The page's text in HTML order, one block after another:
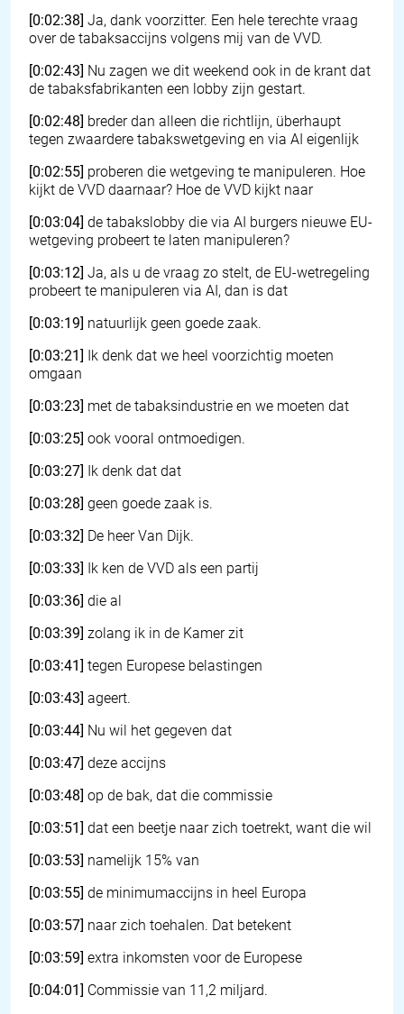
[0:02:38] Ja, dank voorzitter. Een hele terechte vraag
over de tabaksaccijns volgens mij van de VVD.
[0:02:43] Nu zagen we dit weekend ook in de krant dat
de tabaksfabrikanten een lobby zijn gestart.
[0:02:48] breder dan alleen die richtlijn, überhaupt
tegen zwaardere tabakswetgeving en via AI eigenlijk
[0:02:55] proberen die wetgeving te manipuleren. Hoe
kijkt de VVD daarnaar? Hoe de VVD kijkt naar
[0:03:04] de tabakslobby die via AI burgers nieuwe EU-
wetgeving probeert te laten manipuleren?
[0:03:12] Ja, als u de vraag zo stelt, de EU-wetregeling
probeert te manipuleren via AI, dan is dat
[0:03:19] natuurlijk geen goede zaak.
[0:03:21] Ik denk dat we heel voorzichtig moeten
omgaan
[0:03:23] met de tabaksindustrie en we moeten dat
[0:03:25] ook vooral ontmoedigen.
[0:03:27] Ik denk dat dat
[0:03:28] geen goede zaak is.
[0:03:32] De heer Van Dijk.
[0:03:33] Ik ken de VVD als een partij
[0:03:36] die al
[0:03:39] zolang ik in de Kamer zit
[0:03:41] tegen Europese belastingen
[0:03:43] ageert.
[0:03:44] Nu wil het gegeven dat
[0:03:47] deze accijns
[0:03:48] op de bak, dat die commissie
[0:03:51] dat een beetje naar zich toetrekt, want die wil
[0:03:53] namelijk 15% van
[0:03:55] de minimumaccijns in heel Europa
[0:03:57] naar zich toehalen. Dat betekent
[0:03:59] extra inkomsten voor de Europese
[0:04:01] Commissie van 11,2 miljard.